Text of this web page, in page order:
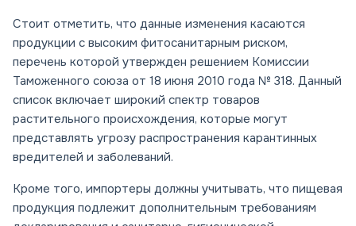
Стоит отметить, что данные изменения касаются
продукции с высоким фитосанитарным риском,
перечень которой утвержден решением Комиссии
Таможенного союза от 18 июня 2010 года № 318. Данный
список включает широкий спектр товаров
растительного происхождения, которые могут
представлять угрозу распространения карантинных
вредителей и заболеваний.
Кроме того, импортеры должны учитывать, что пищевая
продукция подлежит дополнительным требованиям